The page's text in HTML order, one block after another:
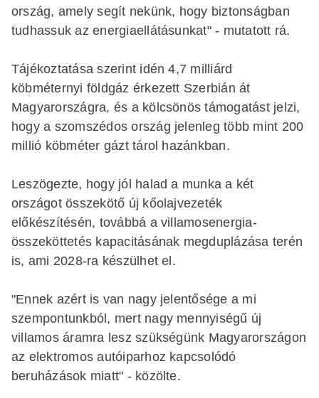
ország, amely segít nekünk, hogy biztonságban
tudhassuk az energiaellátásunkat" - mutatott rá.
Tájékoztatása szerint idén 4,7 milliárd
köbméternyi földgáz érkezett Szerbián át
Magyarországra, és a kölcsönös támogatást jelzi,
hogy a szomszédos ország jelenleg több mint 200
millió köbméter gázt tárol hazánkban.
Leszögezte, hogy jól halad a munka a két
országot összekötő új kőolajvezeték
előkészítésén, továbbá a villamosenergia-
összeköttetés kapacitásának megduplázása terén
is, ami 2028-ra készülhet el.
"Ennek azért is van nagy jelentősége a mi
szempontunkból, mert nagy mennyiségű új
villamos áramra lesz szükségünk Magyarországon
az elektromos autóiparhoz kapcsolódó
beruházások miatt" - közölte.